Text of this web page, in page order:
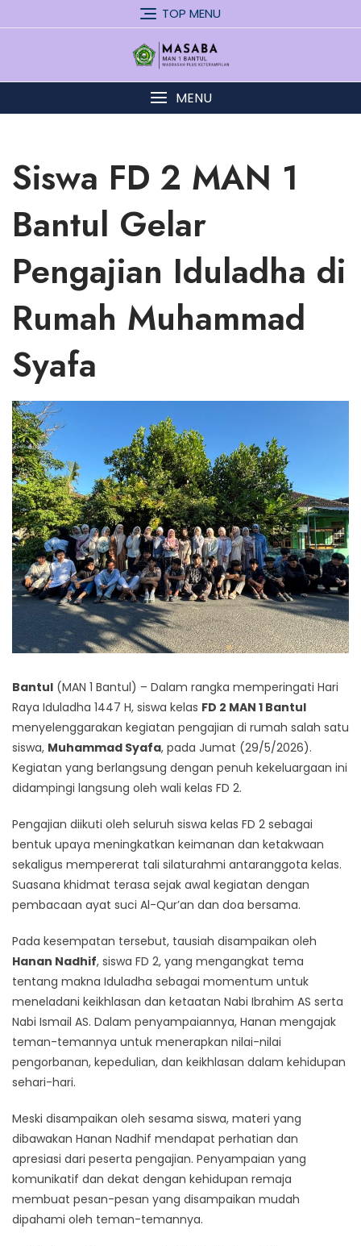
to
TOP MENU
MENU
Siswa FD 2 MAN 1
Bantul Gelar
Pengajian Iduladha di
Rumah Muhammad
Syafa
Bantul (MAN 1 Bantul) – Dalam rangka memperingati Hari
Raya Iduladha 1447 H, siswa kelas FD 2 MAN 1 Bantul
menyelenggarakan kegiatan pengajian di rumah salah satu
siswa, Muhammad Syafa, pada Jumat (29/5/2026).
Kegiatan yang berlangsung dengan penuh kekeluargaan ini
didampingi langsung oleh wali kelas FD 2.
Pengajian diikuti oleh seluruh siswa kelas FD 2 sebagai
bentuk upaya meningkatkan keimanan dan ketakwaan
sekaligus mempererat tali silaturahmi antaranggota kelas.
Suasana khidmat terasa sejak awal kegiatan dengan
pembacaan ayat suci Al-Qur’an dan doa bersama.
Pada kesempatan tersebut, tausiah disampaikan oleh
Hanan Nadhif, siswa FD 2, yang mengangkat tema
tentang makna Iduladha sebagai momentum untuk
meneladani keikhlasan dan ketaatan Nabi Ibrahim AS serta
Nabi Ismail AS. Dalam penyampaiannya, Hanan mengajak
teman-temannya untuk menerapkan nilai-nilai
pengorbanan, kepedulian, dan keikhlasan dalam kehidupan
sehari-hari.
Meski disampaikan oleh sesama siswa, materi yang
dibawakan Hanan Nadhif mendapat perhatian dan
apresiasi dari peserta pengajian. Penyampaian yang
komunikatif dan dekat dengan kehidupan remaja
membuat pesan-pesan yang disampaikan mudah
dipahami oleh teman-temannya.